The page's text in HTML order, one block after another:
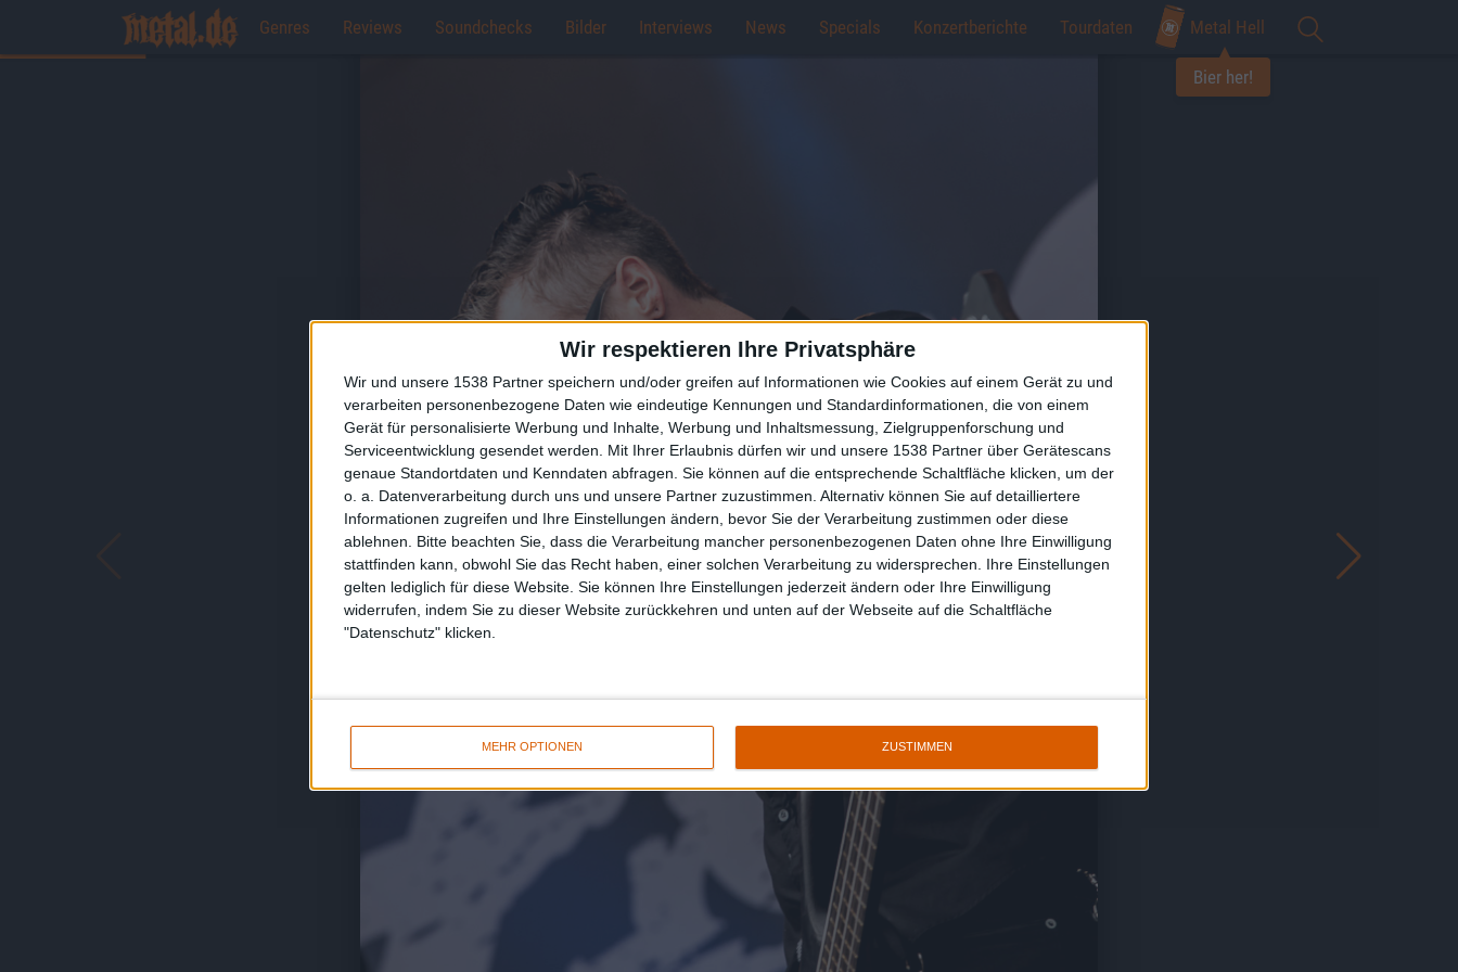
Wir respektieren Ihre Privatsphäre
Wir und unsere 1538 Partner speichern und/oder greifen auf Informationen wie Cookies auf einem Gerät zu und
verarbeiten personenbezogene Daten wie eindeutige Kennungen und Standardinformationen, die von einem
Gerät für personalisierte Werbung und Inhalte, Werbung und Inhaltsmessung, Zielgruppenforschung und
Serviceentwicklung gesendet werden. Mit Ihrer Erlaubnis dürfen wir und unsere 1538 Partner über Gerätescans
genaue Standortdaten und Kenndaten abfragen. Sie können auf die entsprechende Schaltfläche klicken, um der
o. a. Datenverarbeitung durch uns und unsere Partner zuzustimmen. Alternativ können Sie auf detailliertere
Informationen zugreifen und Ihre Einstellungen ändern, bevor Sie der Verarbeitung zustimmen oder diese
ablehnen. Bitte beachten Sie, dass die Verarbeitung mancher personenbezogenen Daten ohne Ihre Einwilligung
stattfinden kann, obwohl Sie das Recht haben, einer solchen Verarbeitung zu widersprechen. Ihre Einstellungen
gelten lediglich für diese Website. Sie können Ihre Einstellungen jederzeit ändern oder Ihre Einwilligung
widerrufen, indem Sie zu dieser Website zurückkehren und unten auf der Webseite auf die Schaltfläche
"Datenschutz" klicken.
MEHR OPTIONEN ZUSTIMMEN
Genres Reviews Soundchecks Bilder Interviews News Specials Konzertberichte Tourdaten Metal Hell
Bier her!